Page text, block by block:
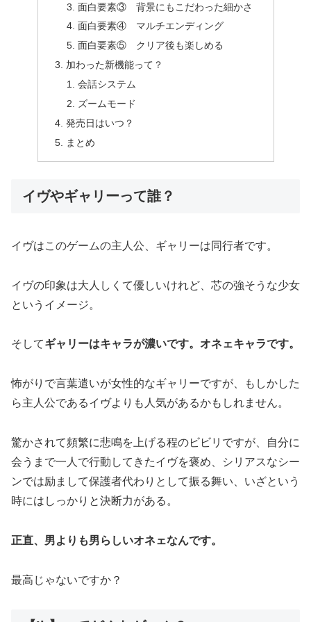
面白要素③ 背景にもこだわった細かさ
面白要素④ マルチエンディング
面白要素⑤ クリア後も楽しめる
加わった新機能って？
会話システム
ズームモード
発売日はいつ？
まとめ
イヴやギャリーって誰？
イヴはこのゲームの主人公、ギャリーは同行者です。
イヴの印象は大人しくて優しいけれど、芯の強そうな少女
というイメージ。
そしてギャリーはキャラが濃いです。オネェキャラです。
怖がりで言葉遣いが女性的なギャリーですが、もしかした
ら主人公であるイヴよりも人気があるかもしれません。
驚かされて頻繁に悲鳴を上げる程のビビリですが、自分に
会うまで一人で行動してきたイヴを褒め、シリアスなシー
ンでは励まして保護者代わりとして振る舞い、いざという
時にはしっかりと決断力がある。
正直、男よりも男らしいオネェなんです。
最高じゃないですか？